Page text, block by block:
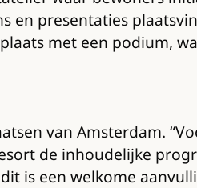
presentaties
met een podium,
van Amsterdam.
de inhoudelijke
is een welkome